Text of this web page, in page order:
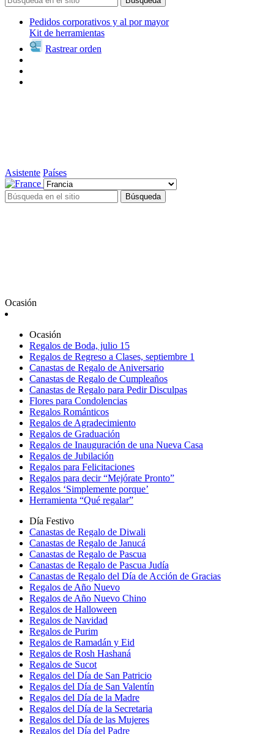
Pedidos corporativos y al por mayor
Kit de herramientas
Rastrear orden
Asistente Países
Búsqueda
Ocasión
Ocasión
Regalos de Boda, julio 15
Regalos de Regreso a Clases, septiembre 1
Canastas de Regalo de Aniversario
Canastas de Regalo de Cumpleaños
Canastas de Regalo para Pedir Disculpas
Flores para Condolencias
Regalos Románticos
Regalos de Agradecimiento
Regalos de Graduación
Regalos de Inauguración de una Nueva Casa
Regalos de Jubilación
Regalos para Felicitaciones
Regalos para decir “Mejórate Pronto”
Regalos ‘Simplemente porque’
Herramienta “Qué regalar”
Día Festivo
Canastas de Regalo de Diwali
Canastas de Regalo de Janucá
Canastas de Regalo de Pascua
Canastas de Regalo de Pascua Judía
Canastas de Regalo del Día de Acción de Gracias
Regalos de Año Nuevo
Regalos de Año Nuevo Chino
Regalos de Halloween
Regalos de Navidad
Regalos de Purim
Regalos de Ramadán y Eid
Regalos de Rosh Hashaná
Regalos de Sucot
Regalos del Día de San Patricio
Regalos del Día de San Valentín
Regalos del Día de la Madre
Regalos del Día de la Secretaria
Regalos del Día de las Mujeres
Regalos del Día del Padre